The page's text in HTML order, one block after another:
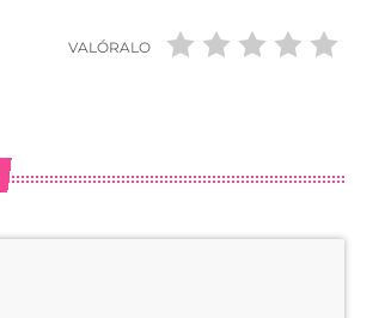
VALÓRALO